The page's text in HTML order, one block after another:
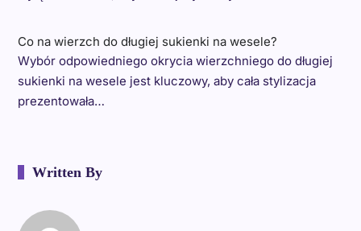
Co na wierzch do długiej sukienki na wesele?
Wybór odpowiedniego okrycia wierzchniego do długiej
sukienki na wesele jest kluczowy, aby cała stylizacja
prezentowała…
Written By